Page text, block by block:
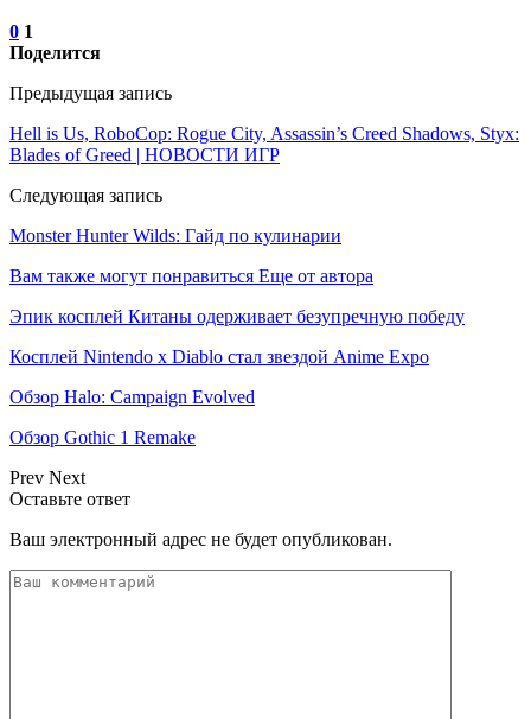
0 1
Поделится
Предыдущая запись
Hell is Us, RoboCop: Rogue City, Assassin’s Creed Shadows, Styx:
Blades of Greed | НОВОСТИ ИГР
Следующая запись
Monster Hunter Wilds: Гайд по кулинарии
Вам также могут понравиться Еще от автора
Эпик косплей Китаны одерживает безупречную победу
Косплей Nintendo x Diablo стал звездой Anime Expo
Обзор Halo: Campaign Evolved
Обзор Gothic 1 Remake
Prev Next
Оставьте ответ
Ваш электронный адрес не будет опубликован.